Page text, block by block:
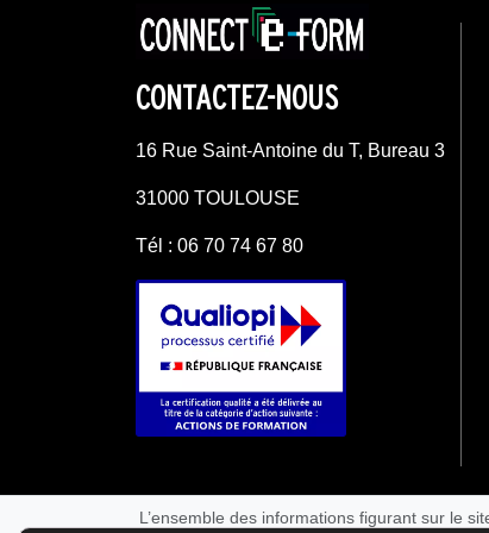
CONTACTEZ-NOUS
16 Rue Saint-Antoine du T, Bureau 3
31000 TOULOUSE
Tél : 06 70 74 67 80
L’ensemble des informations figurant sur le